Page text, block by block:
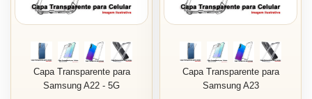
Capa Transparente para
Samsung A22 - 5G
Capa Transparente para
Samsung A23